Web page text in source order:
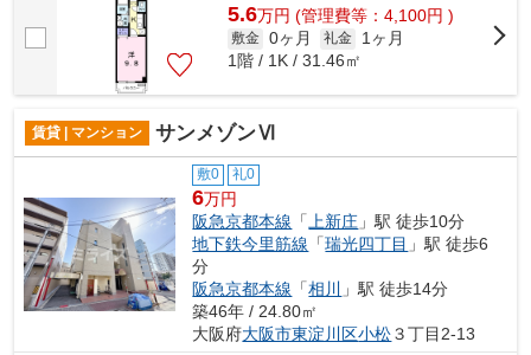
5.6万円 (管理費等：4,100円 )
敷金 0ヶ月 礼金
1ヶ月
1階 / 1K / 31.46㎡
賃貸 | マンション サンメゾンⅥ
敷0 礼0
6万円
阪急京都本線 「 上新庄 」駅 徒歩10分
地下鉄今里筋線 「瑞光四丁目 」駅 徒歩6
分
阪急京都本線 「相川 」駅 徒歩14分
築46年 / 24.80㎡
大阪府大阪市東淀川区小松３丁目2-13